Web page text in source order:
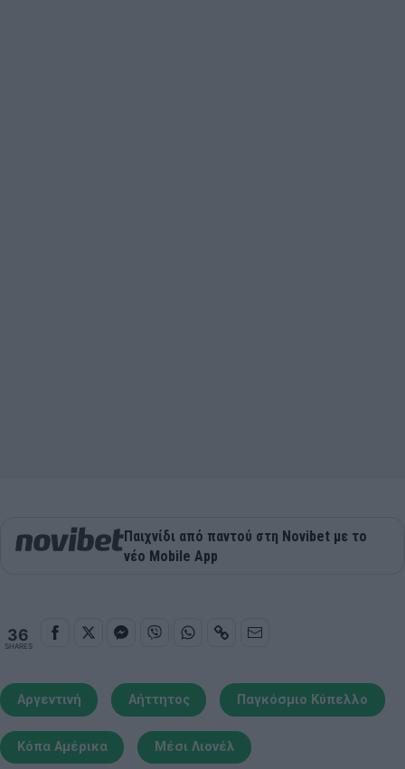
Παιχνίδι από παντού στη Novibet με το
νέο Mobile App
36
SHARES
Αργεντινή Αήττητος Παγκόσμιο Κύπελλο
Κόπα Αμέρικα Μέσι Λιονέλ